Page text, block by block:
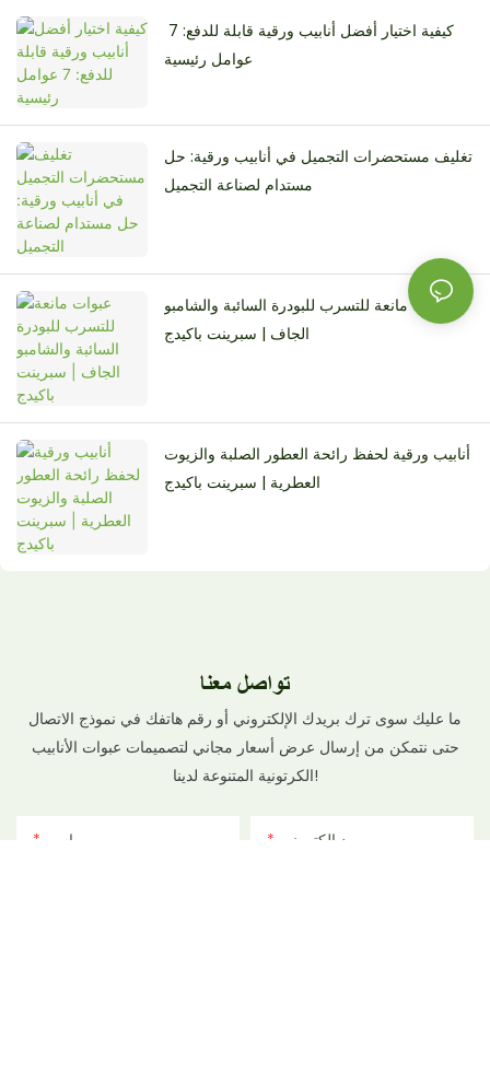
عوامل رئيسية
تغليف مستحضرات التجميل في أنابيب ورقية: حل
مستدام لصناعة التجميل
عبوات مانعة للتسرب للبودرة السائبة والشامبو
الجاف | سبرينت باكيدج
أنابيب ورقية لحفظ رائحة العطور الصلبة والزيوت
العطرية | سبرينت باكيدج
تواصل معنا
ما عليك سوى ترك بريدك الإلكتروني أو رقم هاتفك في نموذج الاتصال
حتى نتمكن من إرسال عرض أسعار مجاني لتصميمات عبوات الأنابيب
الكرتونية المتنوعة لدينا!
اسم بريد إلكتروني